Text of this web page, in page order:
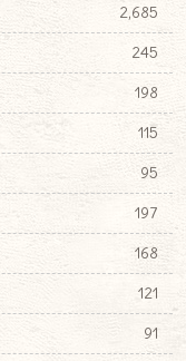
2,685
245
198
115
95
197
168
121
91